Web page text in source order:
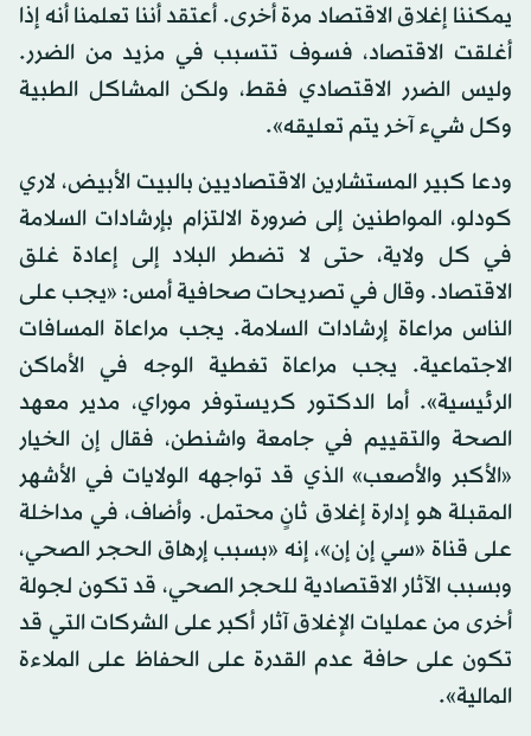
يمكننا إغلاق الاقتصاد مرة أخرى. أعتقد أننا تعلمنا أنه إذا
أغلقت الاقتصاد، فسوف تتسبب في مزيد من الضرر.
وليس الضرر الاقتصادي فقط، ولكن المشاكل الطبية
وكل شيء آخر يتم تعليقه».
ودعا كبير المستشارين الاقتصاديين بالبيت الأبيض، لاري
كودلو، المواطنين إلى ضرورة الالتزام بإرشادات السلامة
في كل ولاية، حتى لا تضطر البلاد إلى إعادة غلق
الاقتصاد. وقال في تصريحات صحافية أمس: «يجب على
الناس مراعاة إرشادات السلامة. يجب مراعاة المسافات
الاجتماعية. يجب مراعاة تغطية الوجه في الأماكن
الرئيسية». أما الدكتور كريستوفر موراي، مدير معهد
الصحة والتقييم في جامعة واشنطن، فقال إن الخيار
«الأكبر والأصعب» الذي قد تواجهه الولايات في الأشهر
المقبلة هو إدارة إغلاق ثانٍ محتمل. وأضاف، في مداخلة
على قناة «سي إن إن»، إنه «بسبب إرهاق الحجر الصحي،
وبسبب الآثار الاقتصادية للحجر الصحي، قد تكون لجولة
أخرى من عمليات الإغلاق آثار أكبر على الشركات التي قد
تكون على حافة عدم القدرة على الحفاظ على الملاءة
المالية».